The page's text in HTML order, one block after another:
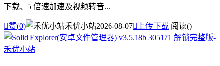
下载、5 倍速加速及视频转音...
赞(0) 禾优小站2026-08-07上传下载 阅读()